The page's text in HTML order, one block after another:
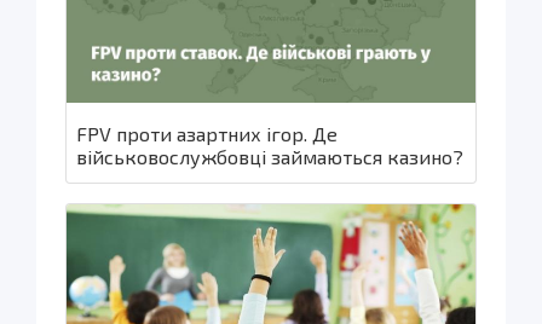
FPV проти азартних ігор. Де
військовослужбовці займаються казино?